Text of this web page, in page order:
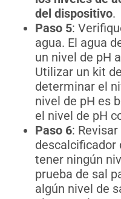
del dispositivo.
Paso 5:
agua. El agua
un nivel de pH
Utilizar un kit
determinar el
nivel de pH es
el nivel de pH
Paso 6:
descalcificador
tener ningún
prueba de sal
algún nivel de